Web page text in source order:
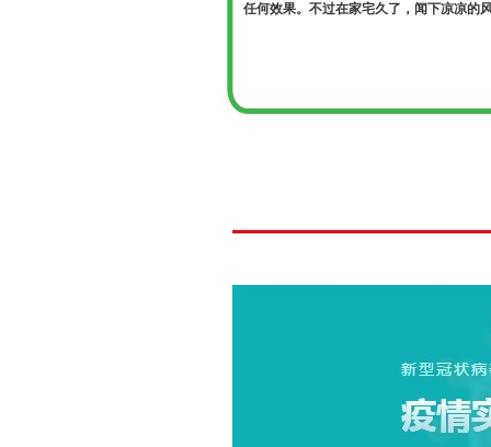
任何效果。不过在家宅久了，闻下凉凉的